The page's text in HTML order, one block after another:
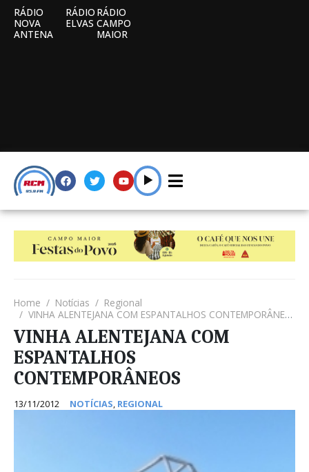
RÁDIO
NOVA
ANTENA
RÁDIO
ELVAS
RÁDIO
CAMPO
MAIOR
Home Notícias
Regional
VINHA ALENTEJANA COM ESPANTALHOS CONTEMPORÂNEOS
VINHA ALENTEJANA COM
ESPANTALHOS
CONTEMPORÂNEOS
13/11/2012 NOTÍCIAS, REGIONAL